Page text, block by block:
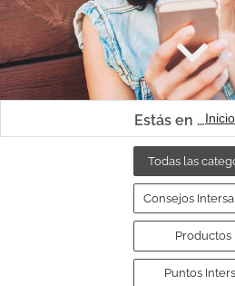
Estás en …Inicio
Todas las
Consejos
Productos
Puntos